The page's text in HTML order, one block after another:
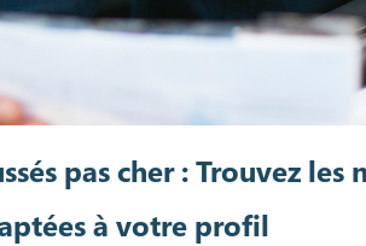
pas cher : Trouvez les
à votre profil